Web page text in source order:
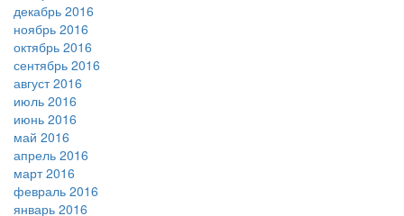
декабрь 2016
ноябрь 2016
октябрь 2016
сентябрь 2016
август 2016
июль 2016
июнь 2016
май 2016
апрель 2016
март 2016
февраль 2016
январь 2016